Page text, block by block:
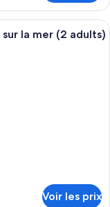
avec des
la mer (2 adults)
Voir les prix